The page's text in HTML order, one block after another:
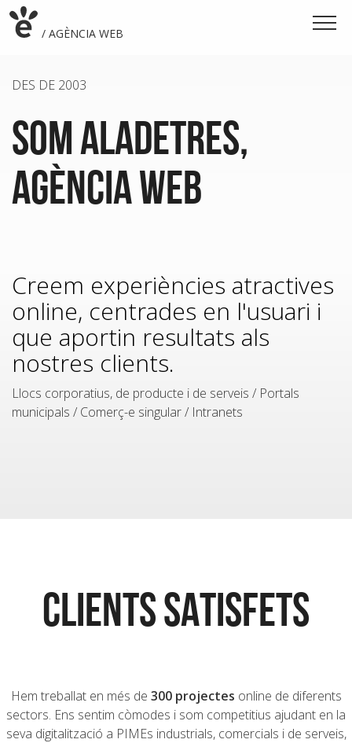
/ AGÈNCIA WEB
/ DISSENY WEB
DES DE 2003
SOM ALADETRES,
AGÈNCIA WEB
Creem experiències atractives
online, centrades en l'usuari i
que aportin resultats als
nostres clients.
Llocs corporatius, de producte i de serveis / Portals
municipals / Comerç-e singular / Intranets
CLIENTS SATISFETS
Hem treballat en més de 300 projectes online de diferents
sectors. Ens sentim còmodes i som competitius ajudant en la
seva digitalització a PIMEs industrials, comercials i de serveis,